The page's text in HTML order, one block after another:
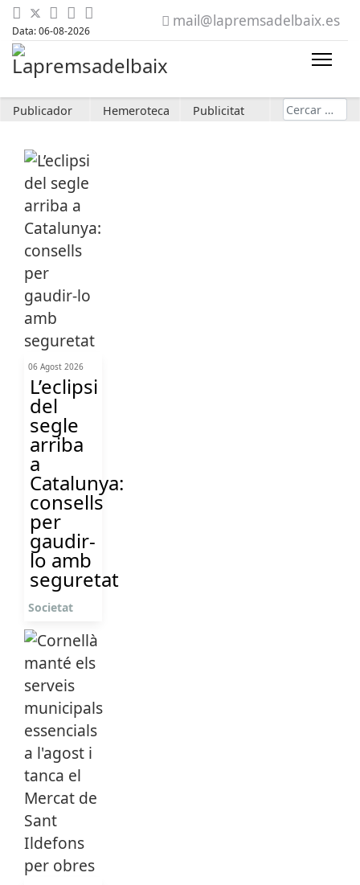
Data: 06-08-2026
mail@lapremsadelbaix.es
Publicador Hemeroteca Publicitat Cerca
06 Agost 2026
L’eclipsi
del
segle
arriba
a
Catalunya:
consells
per
gaudir-
lo amb
seguretat
Societat